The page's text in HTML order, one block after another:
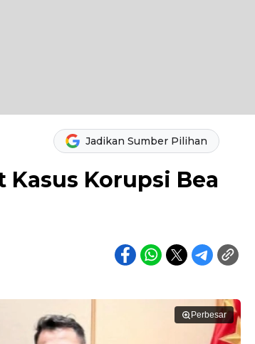
Jadikan Sumber Pilihan
Korupsi Bea
Perbesar